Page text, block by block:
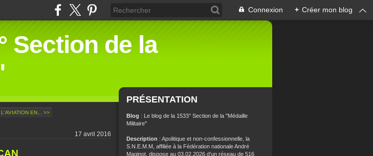
Connexion + Créer mon blog
Section de la
EN... >>
17 avril 2016
PRÉSENTATION
Blog : Le blog de la 1533° Section de la "Médaille
Militaire"
Description : Apolitique et non-confessionnelle, la
S.N.E.M.M, affiliée à la Fédération nationale André
Maginot, dispose au 03.02.2026 d’un réseau de 516